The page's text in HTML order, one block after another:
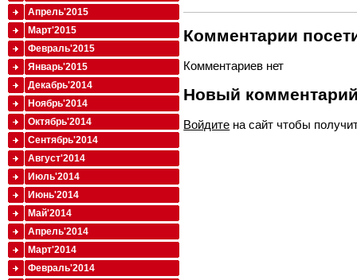
Комментарии
Комментариев нет
Новый
Войдите на сайт чтобы
Апрель'2015
Март'2015
Февраль'2015
Январь'2015
Декабрь'2014
Ноябрь'2014
Октябрь'2014
Сентябрь'2014
Август'2014
Июль'2014
Июнь'2014
Май'2014
Апрель'2014
Март'2014
Февраль'2014